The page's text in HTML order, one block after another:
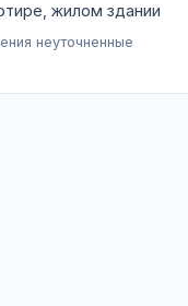
жилом здании
неуточненные